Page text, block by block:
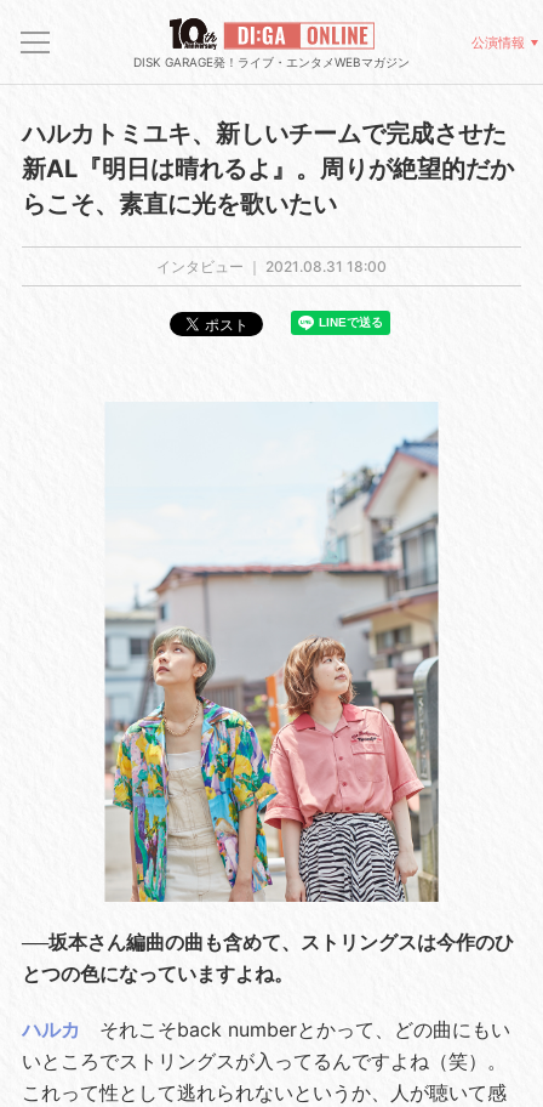
DISK GARAGE発！ライブ・エンタメWEBマガジン
公演情報
ハルカトミユキ、新しいチームで完成させた
新AL『明日は晴れるよ』。周りが絶望的だか
らこそ、素直に光を歌いたい
インタビュー ｜ 2021.08.31 18:00
──坂本さん編曲の曲も含めて、ストリングスは今作のひ
とつの色になっていますよね。
ハルカ
それこそback numberとかって、どの曲にもい
いところでストリングスが入ってるんですよね（笑）。
これって性として逃れられないというか、人が聴いて感